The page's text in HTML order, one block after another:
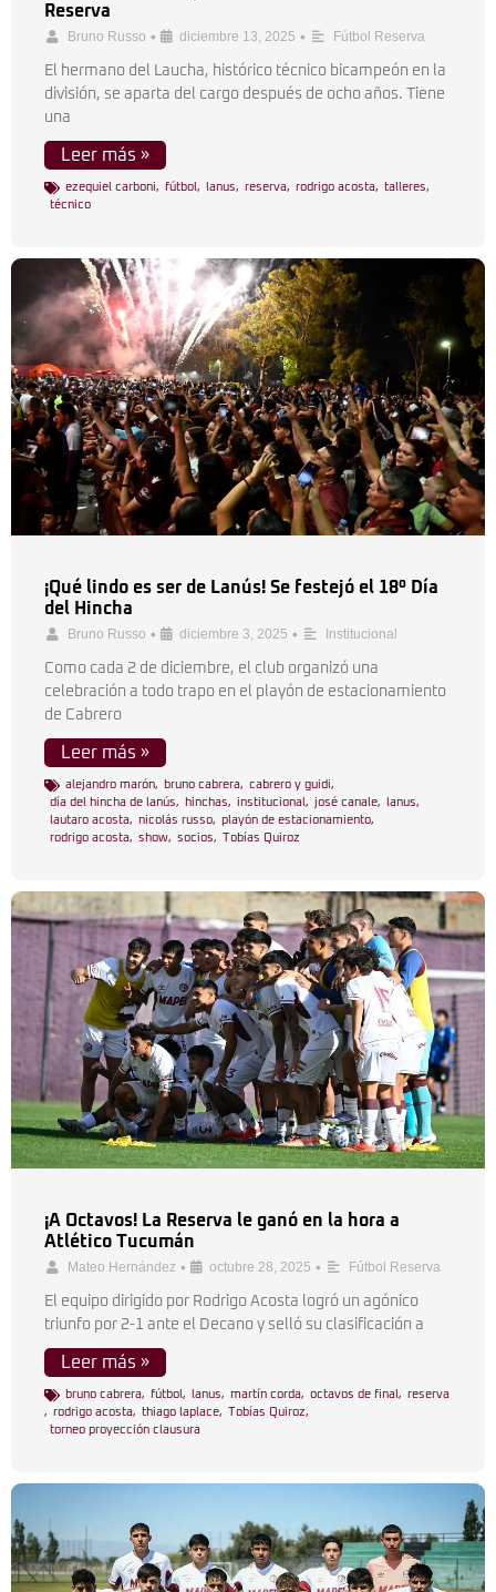
Reserva
Bruno Russo • diciembre 13, 2025 • Fútbol Reserva
El hermano del Laucha, histórico técnico bicampeón en la
división, se aparta del cargo después de ocho años. Tiene
una
Leer más »
ezequiel carboni, fútbol , lanus, reserva, rodrigo acosta, talleres,
técnico
¡Qué lindo es ser de Lanús! Se festejó el 18º Día
del Hincha
Bruno Russo • diciembre 3, 2025 • Institucional
Como cada 2 de diciembre, el club organizó una
celebración a todo trapo en el playón de estacionamiento
de Cabrero
Leer más »
alejandro marón, bruno cabrera, cabrero y guidi,
día del hincha de lanús, hinchas, institucional , josé canale, lanus,
lautaro acosta, nicolás russo, playón de estacionamiento,
rodrigo acosta, show, socios, Tobías Quiroz
¡A Octavos! La Reserva le ganó en la hora a
Atlético Tucumán
Mateo Hernández • octubre 28, 2025 • Fútbol Reserva
El equipo dirigido por Rodrigo Acosta logró un agónico
triunfo por 2-1 ante el Decano y selló su clasificación a
Leer más »
bruno cabrera, fútbol , lanus, martín corda, octavos de final , reserva
, rodrigo acosta, thiago laplace, Tobías Quiroz,
torneo proyección clausura